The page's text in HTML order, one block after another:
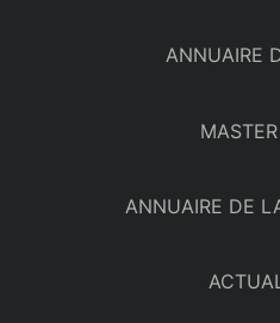
ANNUAIRE
ANNUAIRE DE